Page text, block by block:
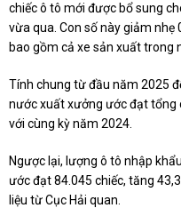
chiếc ô tô mới được bổ sung
vừa qua. Con số này giảm nhẹ
bao gồm cả xe sản xuất trong
Tính chung từ đầu năm 2025
nước xuất xưởng ước đạt tổng
với cùng kỳ năm 2024.
Ngược lại, lượng ô tô nhập
ước đạt 84.045 chiếc, tăng
liệu từ Cục Hải quan.